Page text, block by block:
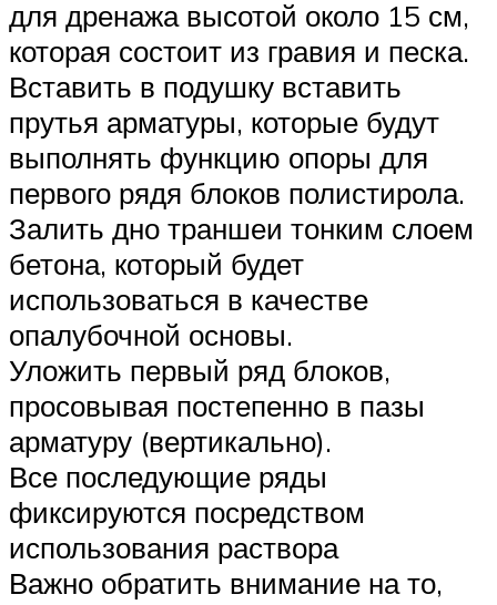
для дренажа высотой около 15 см,
которая состоит из гравия и песка.
Вставить в подушку вставить
прутья арматуры, которые будут
выполнять функцию опоры для
первого рядя блоков полистирола.
Залить дно траншеи тонким слоем
бетона, который будет
использоваться в качестве
опалубочной основы.
Уложить первый ряд блоков,
просовывая постепенно в пазы
арматуру (вертикально).
Все последующие ряды
фиксируются посредством
использования раствора
Важно обратить внимание на то,